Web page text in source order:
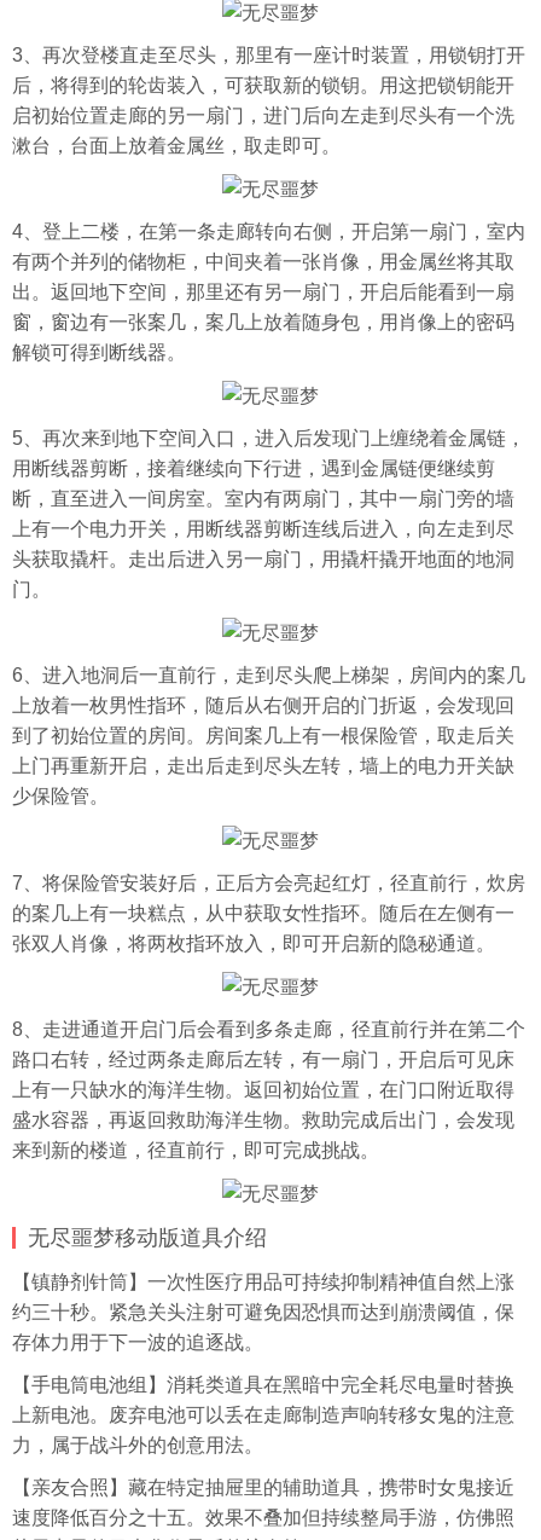
3、再次登楼直走至尽头，那里有一座计时装置，用锁钥打开
后，将得到的轮齿装入，可获取新的锁钥。用这把锁钥能开
启初始位置走廊的另一扇门，进门后向左走到尽头有一个洗
漱台，台面上放着金属丝，取走即可。
4、登上二楼，在第一条走廊转向右侧，开启第一扇门，室内
有两个并列的储物柜，中间夹着一张肖像，用金属丝将其取
出。返回地下空间，那里还有另一扇门，开启后能看到一扇
窗，窗边有一张案几，案几上放着随身包，用肖像上的密码
解锁可得到断线器。
5、再次来到地下空间入口，进入后发现门上缠绕着金属链，
用断线器剪断，接着继续向下行进，遇到金属链便继续剪
断，直至进入一间房室。室内有两扇门，其中一扇门旁的墙
上有一个电力开关，用断线器剪断连线后进入，向左走到尽
头获取撬杆。走出后进入另一扇门，用撬杆撬开地面的地洞
门。
6、进入地洞后一直前行，走到尽头爬上梯架，房间内的案几
上放着一枚男性指环，随后从右侧开启的门折返，会发现回
到了初始位置的房间。房间案几上有一根保险管，取走后关
上门再重新开启，走出后走到尽头左转，墙上的电力开关缺
少保险管。
7、将保险管安装好后，正后方会亮起红灯，径直前行，炊房
的案几上有一块糕点，从中获取女性指环。随后在左侧有一
张双人肖像，将两枚指环放入，即可开启新的隐秘通道。
8、走进通道开启门后会看到多条走廊，径直前行并在第二个
路口右转，经过两条走廊后左转，有一扇门，开启后可见床
上有一只缺水的海洋生物。返回初始位置，在门口附近取得
盛水容器，再返回救助海洋生物。救助完成后出门，会发现
来到新的楼道，径直前行，即可完成挑战。
无尽噩梦移动版道具介绍
【镇静剂针筒】一次性医疗用品可持续抑制精神值自然上涨
约三十秒。紧急关头注射可避免因恐惧而达到崩溃阈值，保
存体力用于下一波的追逐战。
【手电筒电池组】消耗类道具在黑暗中完全耗尽电量时替换
上新电池。废弃电池可以丢在走廊制造声响转移女鬼的注意
力，属于战斗外的创意用法。
【亲友合照】藏在特定抽屉里的辅助道具，携带时女鬼接近
速度降低百分之十五。效果不叠加但持续整局手游，仿佛照